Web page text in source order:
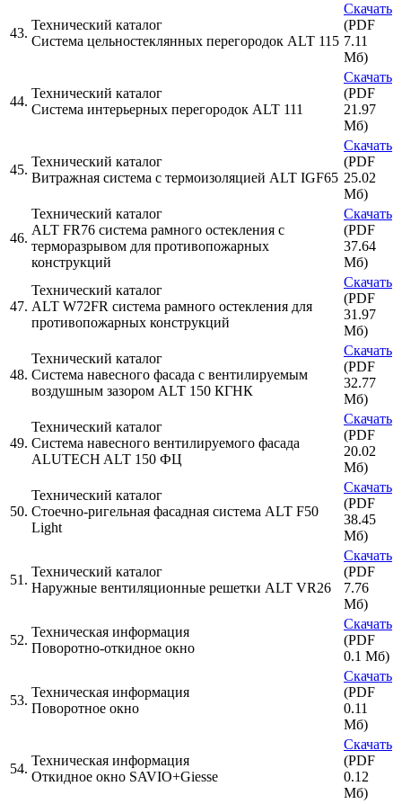
43.
Технический каталог
Система цельностеклянных перегородок ALT 115
Скачать
(PDF
7.11
Мб)
44.
Технический каталог
Система интерьерных перегородок ALT 111
Скачать
(PDF
21.97
Мб)
45.
Технический каталог
Витражная система с термоизоляцией ALT IGF65
Скачать
(PDF
25.02
Мб)
46.
Технический каталог
ALT FR76 система рамного остекления с
терморазрывом для противопожарных
конструкций
Скачать
(PDF
37.64
Мб)
47.
Технический каталог
ALT W72FR система рамного остекления для
противопожарных конструкций
Скачать
(PDF
31.97
Мб)
48.
Технический каталог
Система навесного фасада с вентилируемым
воздушным зазором ALT 150 КГНК
Скачать
(PDF
32.77
Мб)
49.
Технический каталог
Система навесного вентилируемого фасада
ALUTECH ALT 150 ФЦ
Скачать
(PDF
20.02
Мб)
50.
Технический каталог
Стоечно-ригельная фасадная система ALT F50
Light
Скачать
(PDF
38.45
Мб)
51.
Технический каталог
Наружные вентиляционные решетки ALT VR26
Скачать
(PDF
7.76
Мб)
52.
Техническая информация
Поворотно-откидное окно
Скачать
(PDF
0.1 Мб)
53.
Техническая информация
Поворотное окно
Скачать
(PDF
0.11
Мб)
54.
Техническая информация
Откидное окно SAVIO+Giesse
Скачать
(PDF
0.12
Мб)